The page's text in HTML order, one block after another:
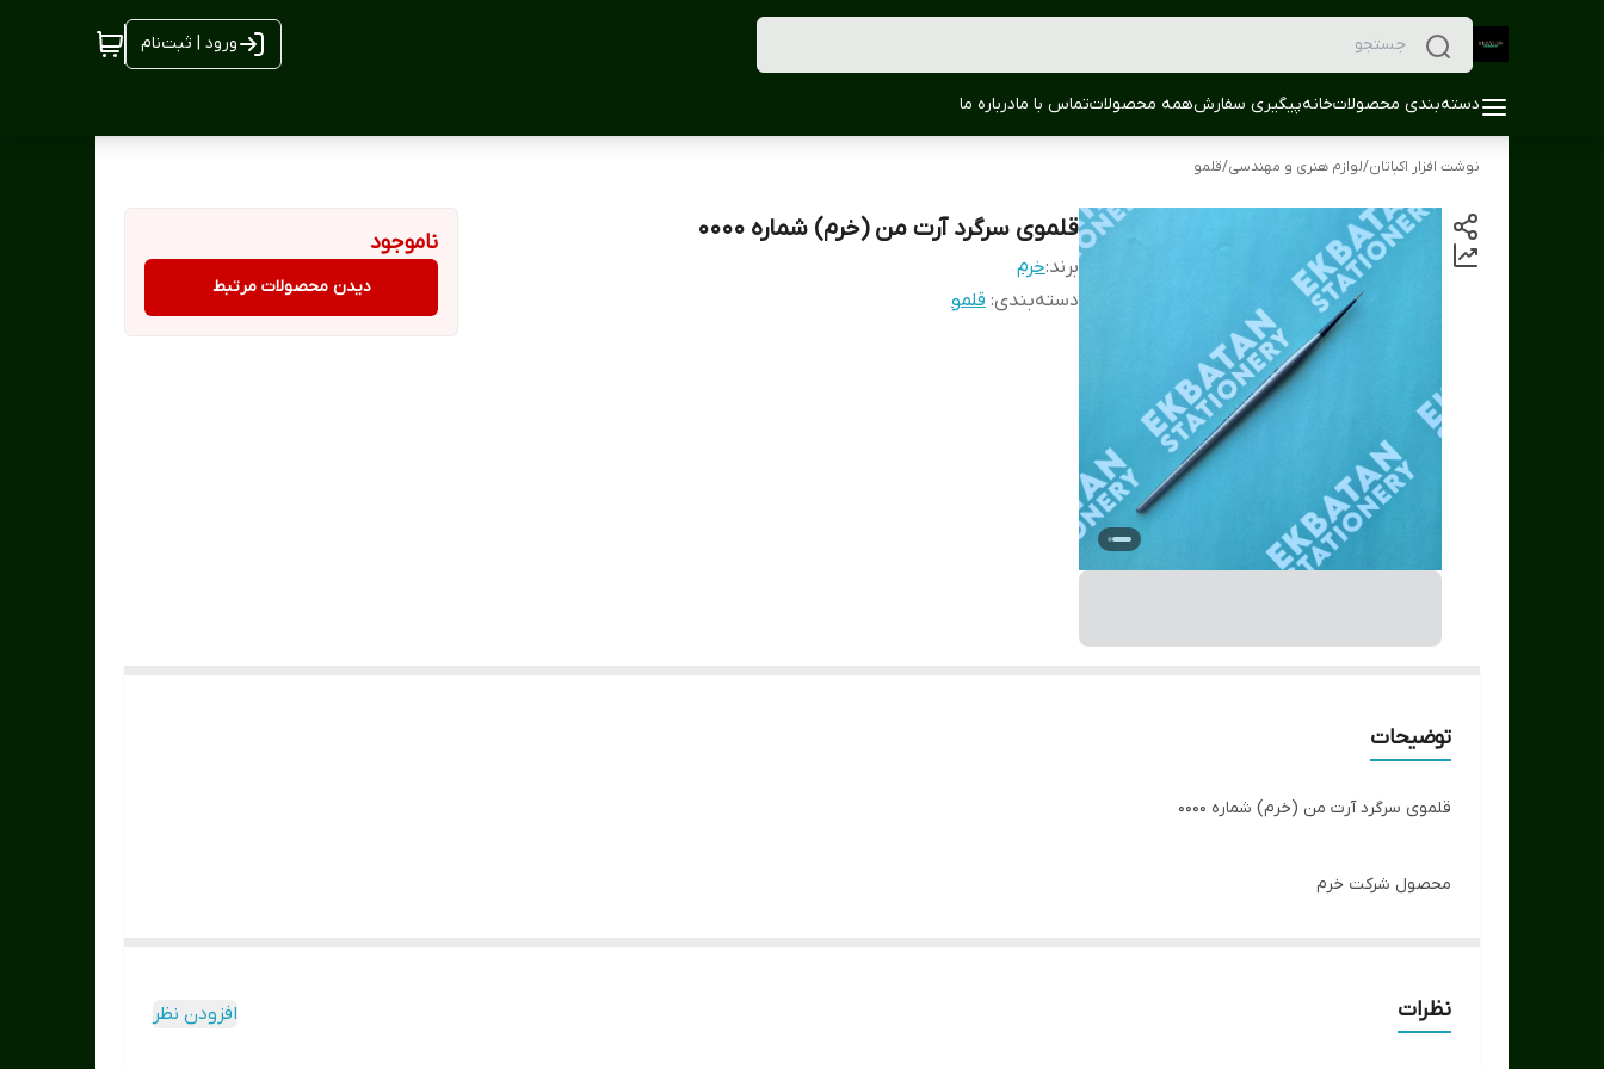
ورود | ثبت‌نام
دسته‌بندی محصولاتخانهپیگیری سفارشهمه محصولاتتماس با مادرباره ما
نوشت افزار اکباتان/لوازم هنری و مهندسی/قلمو
قلموی سرگرد آرت من (خرم) شماره 0000
برند:خرم
دسته‌بندی: قلمو
ناموجود
دیدن محصولات مرتبط
توضیحات
قلموی سرگرد آرت من (خرم) شماره 0000
محصول شرکت خرم
نظرات افزودن نظر